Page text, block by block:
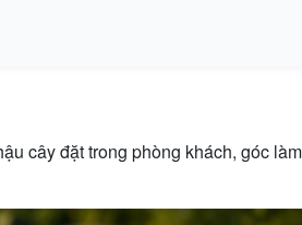
cây đặt trong phòng khách, góc